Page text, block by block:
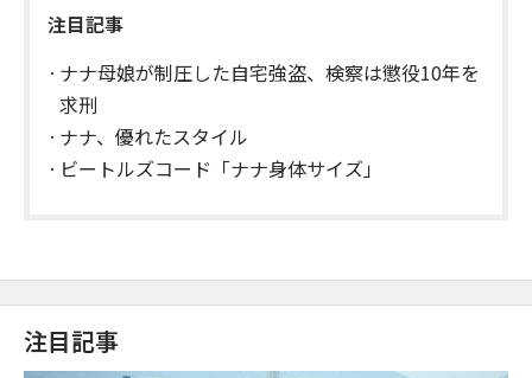
注目記事
ナナ母娘が制圧した自宅強盗、検察は懲役10年を
求刑
ナナ、優れたスタイル
ビートルズコード「ナナ身体サイズ」
注目記事